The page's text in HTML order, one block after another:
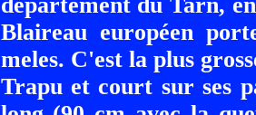
Blaireau européen
meles. C'est la plus
Trapu et court sur ses